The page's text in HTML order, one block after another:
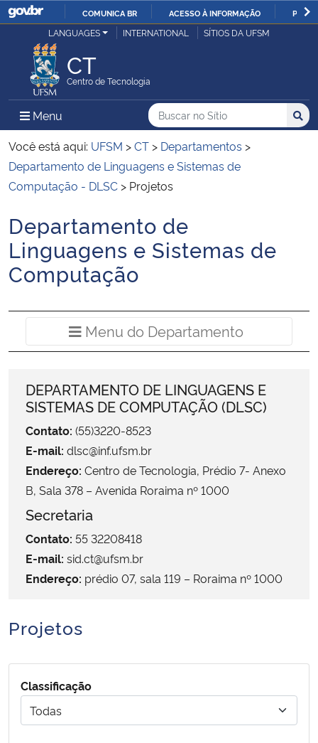
IR
COMUNICA BR ACESSO À INFORMAÇÃO
Ministério da Justiça e Segurança Pública
Ministério da Defesa
Ministério das Relações Exteriores
Ministério da Economia
Ministério da Infraestrutura
Ministério da Agricultura, Pecuária e Abastecimento
Ministério da Cidadania
Ministério de Minas e Energia
Ministério do Meio Ambiente
Ministério do Turismo
Ministério do Desenvolvimento Regional
Ministério da Mulher, da Família e dos Direitos Humanos
Secretaria de Governo
LANGUAGES INTERNATIONAL SÍTIOS DA UFSM
CT
Centro de Tecnologia
Menu Menu Principal do Sítio
Busca
Buscar no no Sítio
Busca:
Você está aqui: UFSM >CT > Departamentos >
Departamento de Linguagens e Sistemas de
Computação - DLSC > Projetos
Início do conteúdo
Departamento de
Linguagens e Sistemas de
Computação
Menu do Departamento
DEPARTAMENTO DE LINGUAGENS E
SISTEMAS DE COMPUTAÇÃO (DLSC)
Contato: (55)3220-8523
E-mail: dlsc@inf.ufsm.br
Endereço: Centro de Tecnologia, Prédio 7- Anexo
B, Sala 378 – Avenida Roraima nº 1000
Secretaria
Contato: 55 32208418
E-mail: sid.ct@ufsm.br
Endereço: prédio 07, sala 119 – Roraima nº 1000
Projetos
Classificação